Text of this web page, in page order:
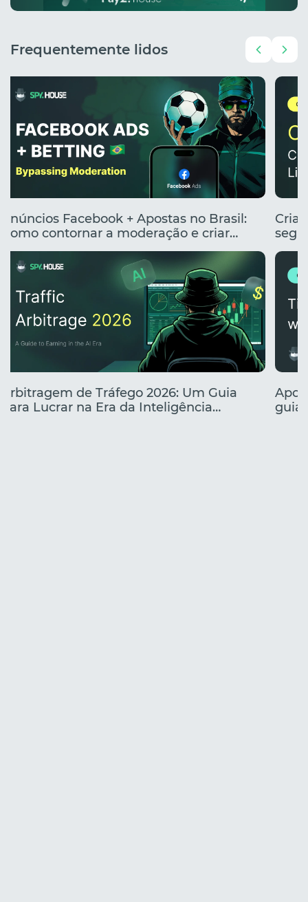
Frequentemente lidos
Anúncios Facebook + Apostas no Brasil:
Como contornar a moderação e criar
anúncios clicáveis
Arbitragem de Tráfego 2026: Um Guia
para Lucrar na Era da Inteligência
guia